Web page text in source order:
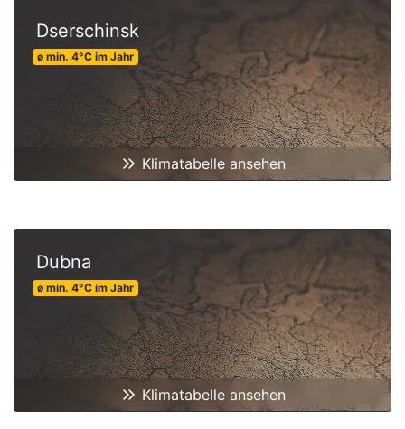
Dserschinsk
ø min. 4°C im Jahr
Klimatabelle ansehen
Dubna
ø min. 4°C im Jahr
Klimatabelle ansehen